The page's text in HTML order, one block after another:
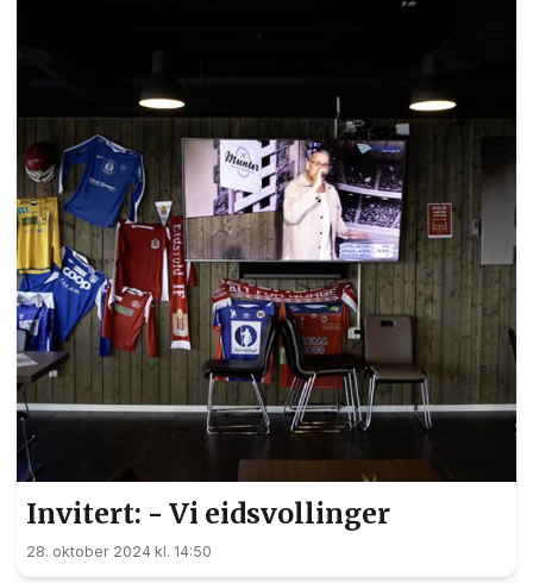
Invitert: - Vi eidsvollinger
28. oktober 2024 kl. 14:50